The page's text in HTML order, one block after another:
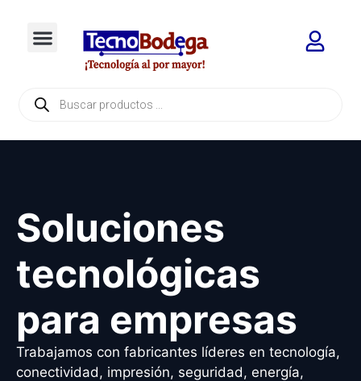
Soluciones
tecnológicas
para empresas
Trabajamos con fabricantes líderes en tecnología,
conectividad, impresión, seguridad, energía,